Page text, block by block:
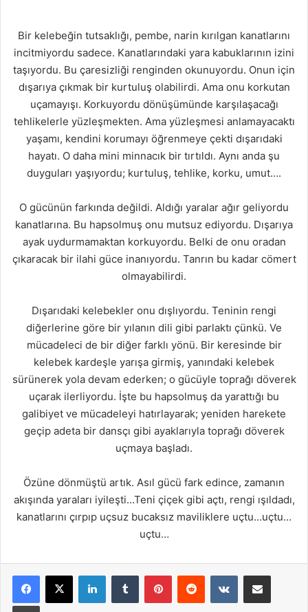
Bir kelebeğin tutsaklığı, pembe, narin kırılgan kanatlarını
incitmiyordu sadece. Kanatlarındaki yara kabuklarının izini
taşıyordu. Bu çaresizliği renginden okunuyordu. Onun için
dışarıya çıkmak bir kurtuluş olabilirdi. Ama onu korkutan
uçamayışı. Korkuyordu dönüşümünde karşılaşacağı
tehlikelerle yüzleşmekten. Ama yüzleşmesi anlamayacaktı
yaşamı, kendini korumayı öğrenmeye çekti dışarıdaki
hayatı. O daha mini minnacık bir tırtıldı. Aynı anda şu
duyguları yaşıyordu; kurtuluş, tehlike, korku, umut….
O gücünün farkında değildi. Aldığı yaralar ağır geliyordu
kanatlarına. Bu hapsolmuş onu mutsuz ediyordu. Dışarıya
ayak uydurmamaktan korkuyordu. Belki de onu oradan
çıkaracak bir ilahi güce inanıyordu. Tanrın bu kadar cömert
olmayabilirdi.
Dışarıdaki kelebekler onu dışlıyordu. Teninin rengi
diğerlerine göre bir yılanın dili gibi parlaktı çünkü. Ve
mücadeleci de bir diğer farklı yönü. Bir keresinde bir
kelebek kardeşle yarışa girmiş, yanındaki kelebek
sürünerek yola devam ederken; o gücüyle toprağı döverek
uçarak ilerliyordu. İşte bu hapsolmuş da yarattığı bu
galibiyet ve mücadeleyi hatırlayarak; yeniden harekete
geçip adeta bir dansçı gibi ayaklarıyla toprağı döverek
uçmaya başladı.
Özüne dönmüştü artık. Asıl gücü fark edince, zamanın
akışında yaraları iyileşti…Teni çiçek gibi açtı, rengi ışıldadı,
kanatlarını çırpıp uçsuz bucaksız maviliklere uçtu…uçtu…
uçtu…
LinkedInTumblr PinterestReddit VKontakteE-Posta ile paylaş
Yazdır